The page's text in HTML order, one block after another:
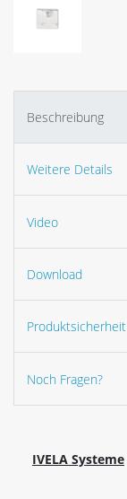
Beschreibung
Weitere Details
Video
Download
Produktsicherheit
Noch Fragen?
IVELA Systeme